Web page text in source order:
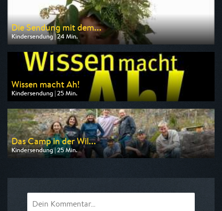
Die Sendung mit dem...
Kindersendung | 24 Min.
Ausgestrahlt von KiKA
am 10.08.2026, 06:55
Wissen macht Ah!
Kindersendung | 25 Min.
Ausgestrahlt von ARD alpha
am 09.08.2026, 07:30
Das Camp in der Wil...
Kindersendung | 25 Min.
Ausgestrahlt von WDR